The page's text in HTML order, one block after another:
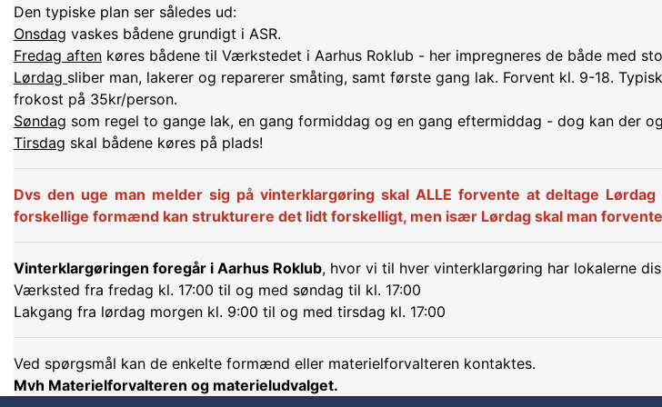
Den typiske plan ser således ud:
Onsdag vaskes bådene grundigt i ASR.
Fredag aften køres bådene til Værkstedet i Aarhus Roklub - her impregneres de både med
Lørdag sliber man, lakerer og reparerer småting, samt første gang lak. Forvent kl. 9-18.
frokost på 35kr/person.
Søndag som regel to gange lak, en gang formiddag og en gang eftermiddag - dog kan der
Tirsdag skal bådene køres på plads!
Dvs den uge man melder sig på vinterklargøring skal ALLE forvente at deltage
forskellige formænd kan strukturere det lidt forskelligt, men især Lørdag skal man
Vinterklargøringen foregår i Aarhus Roklub, hvor vi til hver vinterklargøring har lokalerne
Værksted fra fredag kl. 17:00 til og med søndag til kl. 17:00
Lakgang fra lørdag morgen kl. 9:00 til og med tirsdag kl. 17:00
Ved spørgsmål kan de enkelte formænd eller materielforvalteren kontaktes.
Mvh Materielforvalteren og materieludvalget.